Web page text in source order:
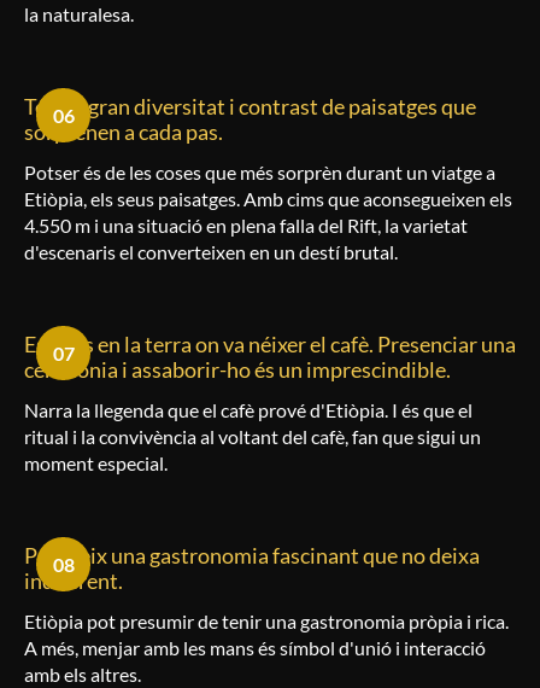
la naturalesa.
Té una gran diversitat i contrast de paisatges que
sorprenen a cada pas.
06
Potser és de les coses que més sorprèn durant un viatge a
Etiòpia, els seus paisatges. Amb cims que aconsegueixen els
4.550 m i una situació en plena falla del Rift, la varietat
d'escenaris el converteixen en un destí brutal.
Estaràs en la terra on va néixer el cafè. Presenciar una
cerimònia i assaborir-ho és un imprescindible.
07
Narra la llegenda que el cafè prové d'Etiòpia. I és que el
ritual i la convivència al voltant del cafè, fan que sigui un
moment especial.
Posseeix una gastronomia fascinant que no deixa
indiferent.
08
Etiòpia pot presumir de tenir una gastronomia pròpia i rica.
A més, menjar amb les mans és símbol d'unió i interacció
amb els altres.